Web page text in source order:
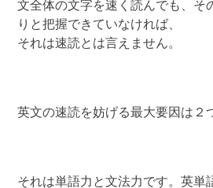
文全体の文字を速く読んでも、そ
りと把握できていなければ、
それは速読とは言えません。
英文の速読を妨げる最大要因は２
それは単語力と文法力です。英単